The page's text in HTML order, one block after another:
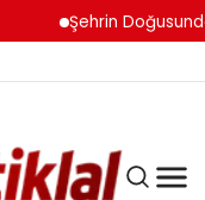
Şehrin Doğusundan